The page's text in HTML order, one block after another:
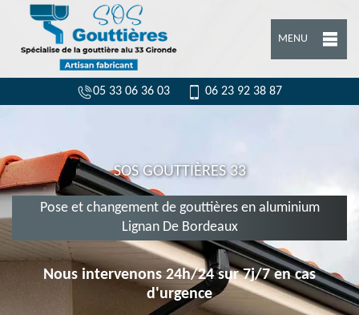
MENU
05 33 06 36 03 06 23 92 38 87
SOS GOUTTIÈRES 33
Pose et changement de gouttières en aluminium
Lignan De Bordeaux
Nous intervenons 24h/24 sur 7j/7 en cas
d'urgence